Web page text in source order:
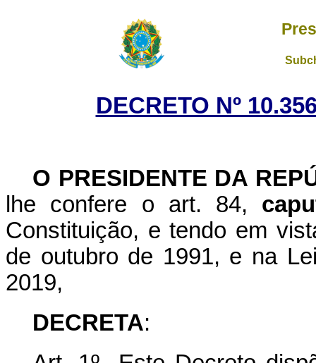
DECRETO Nº
O PRESIDENTE DA
lhe confere o art. 84,
Constituição, e tendo em
de outubro de 1991, e na
2019,
DECRETA: